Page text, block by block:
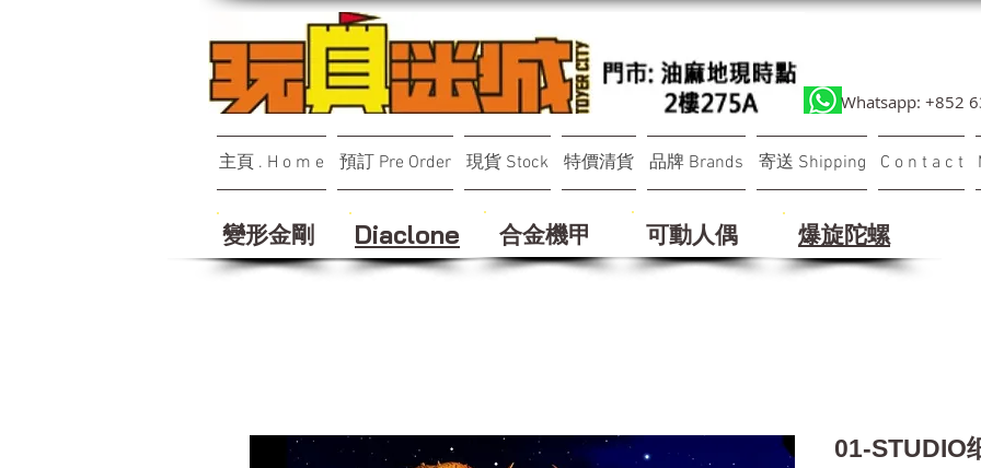
Whatsapp: +852
主頁 . H o m e 預訂 Pre Order 現貨 Stock 特價清貨 品牌 Brands 寄送 Shipping C o n t a c t
變形金剛 Diaclone 合金機甲 可動人偶 ​爆旋陀螺
01-STUDIO